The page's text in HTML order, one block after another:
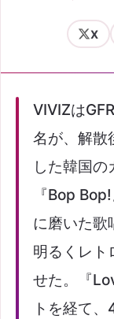
X
VIVIZは
名が、解
した韓国
『Bop
に磨いた歌
明るくレト
せた。『
トを経て